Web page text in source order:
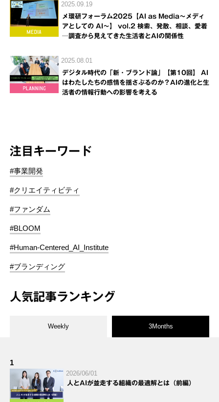
2025.09.19
メ環研フォーラム2025【AI as Media～メディ
アとしての AI～】 vol.2 検索、発散、相談、愛着
─調査から見えてきた生活者とAIの関係性
2025.08.01
デジタル時代の「新・ブランド論」【第10回】 AI
はわたしたちの感情を揺さぶるのか？AIの進化と生
活者の情報行動への影響を考える
注目キーワード
#事業開発
#クリエイティビティ
#ファンダム
#BLOOM
#Human-Centered_AI_Institute
#ブランディング
人気記事ランキング
Weekly 3Months
1
2026/06/01
人とAIが並走する組織の最適解とは（前編）